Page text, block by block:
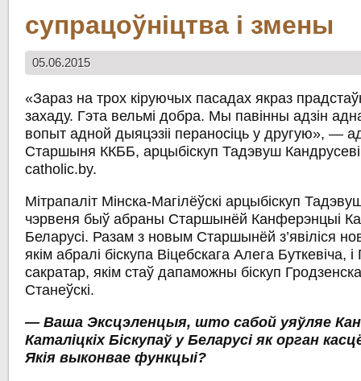
супрацоўніцтва і змены
05.06.2015
«Зараз на трох кіруючых пасадах якраз
захаду. Гэта вельмі добра. Мы павінны адзін
вопыт адной дыяцэзіі пераносіць у другую», —
Старшыня ККББ, арцыбіскуп Тадэвуш
catholic.by.
Мітрапаліт Мінска-Магілёўскі арцыбіскуп
чэрвеня быў абраны Старшынёй Канферэнцыі
Беларусі. Разам з новым Старшынёй з’явіліся
якім абралі біскупа Віцебскага Алега Буткевіча,
cакратар, якім стаў дапаможны біскуп
Станеўскі.
— Ваша Эксцэленцыя, што сабой уяўляе
Каталіцкіх Біскупаў у Беларусі як орган
Якія выконвае функцыі?